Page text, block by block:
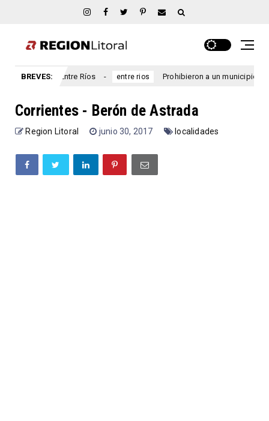
BREVES:
Entre Ríos entre rios Prohibieron a un municipio
Corrientes - Berón de Astrada
Region Litoral junio 30, 2017 localidades